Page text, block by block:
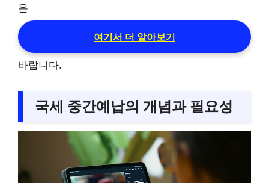
은
여기서 더 알아보기
바랍니다.
국세 중간예납의 개념과 필요성